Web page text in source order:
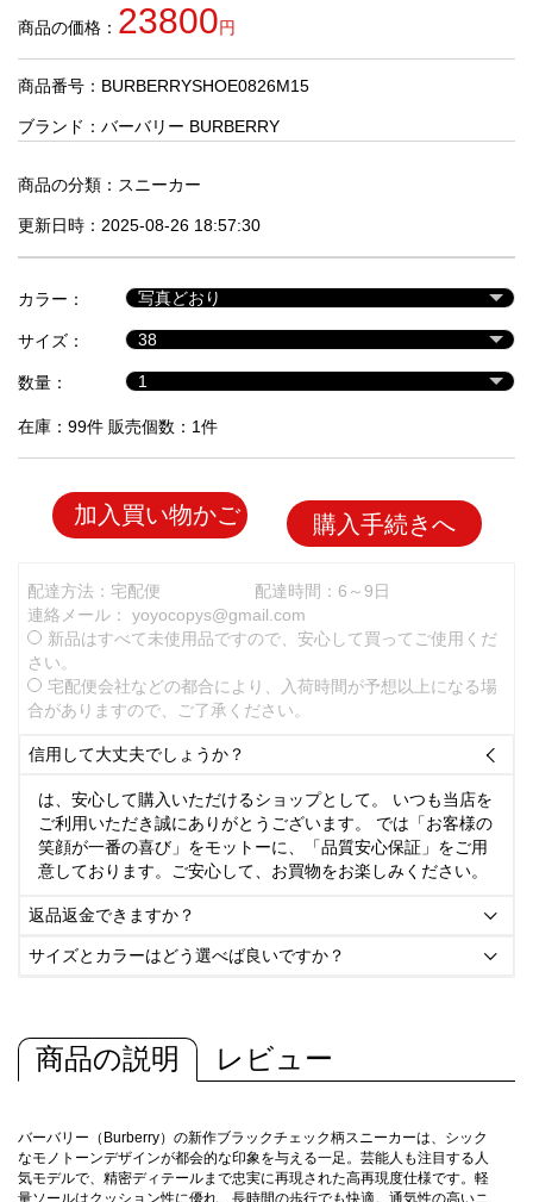
人
気
商
セ
ル
品
商品の価格： 23800円
商品番号：BURBERRYSHOE0826M15
ブランド： バーバリー BURBERRY
商品の分類： スニーカー
更新日時：2025-08-26 18:57:30
カラー：
サイズ：
数量：
在庫：99件 販売個数：1件
加入買い物かご 購入手続きへ
配達方法：宅配便
配達時間：6～9日
連絡メール： yoyocopys@gmail.com
新品はすべて未使用品ですので、安心して買ってご使用くだ
さい。
宅配便会社などの都合により、入荷時間が予想以上になる場
合がありますので、ご了承ください。
信用して大丈夫でしょうか？ 
は、安心して購入いただけるショップとして。 いつも当店を
ご利用いただき誠にありがとうございます。 では「お客様の
笑顔が一番の喜び」をモットーに、「品質安心保証」をご用
意しております。ご安心して、お買物をお楽しみください。
返品返金できますか？ 
サイズとカラーはどう選べば良いですか？ 
商品の説明 レビュー
バーバリー（Burberry）の新作ブラックチェック柄スニーカーは、シック
なモノトーンデザインが都会的な印象を与える一足。芸能人も注目する人
気モデルで、精密ディテールまで忠実に再現された高再現度仕様です。軽
量ソールはクッション性に優れ、長時間の歩行でも快適。通気性の高いニ